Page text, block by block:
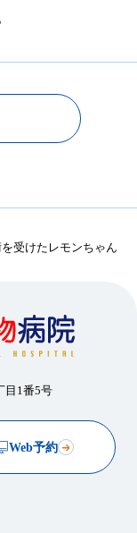
受けたレモンちゃん
目1番5号
Web予約